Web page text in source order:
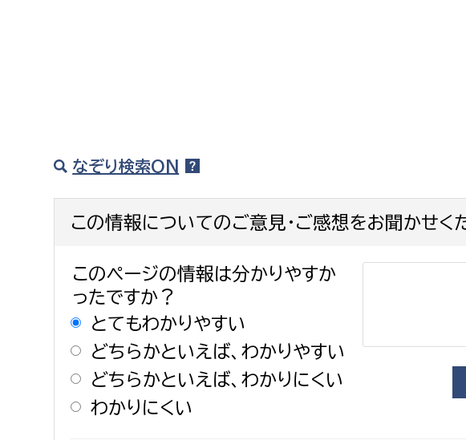
なぞり検索ON
この情報についてのご意見・ご感想をお聞かせく
このページの情報は分かりやすか
ったですか？
とてもわかりやすい
どちらかといえば、わかりやすい
どちらかといえば、わかりにくい
わかりにくい